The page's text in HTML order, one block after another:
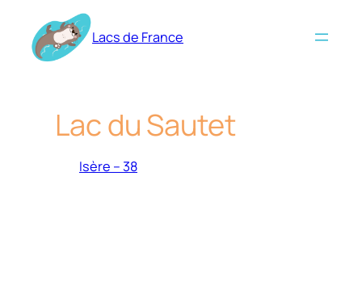
contenu
Lacs de France
Lac du Sautet
Isère – 38